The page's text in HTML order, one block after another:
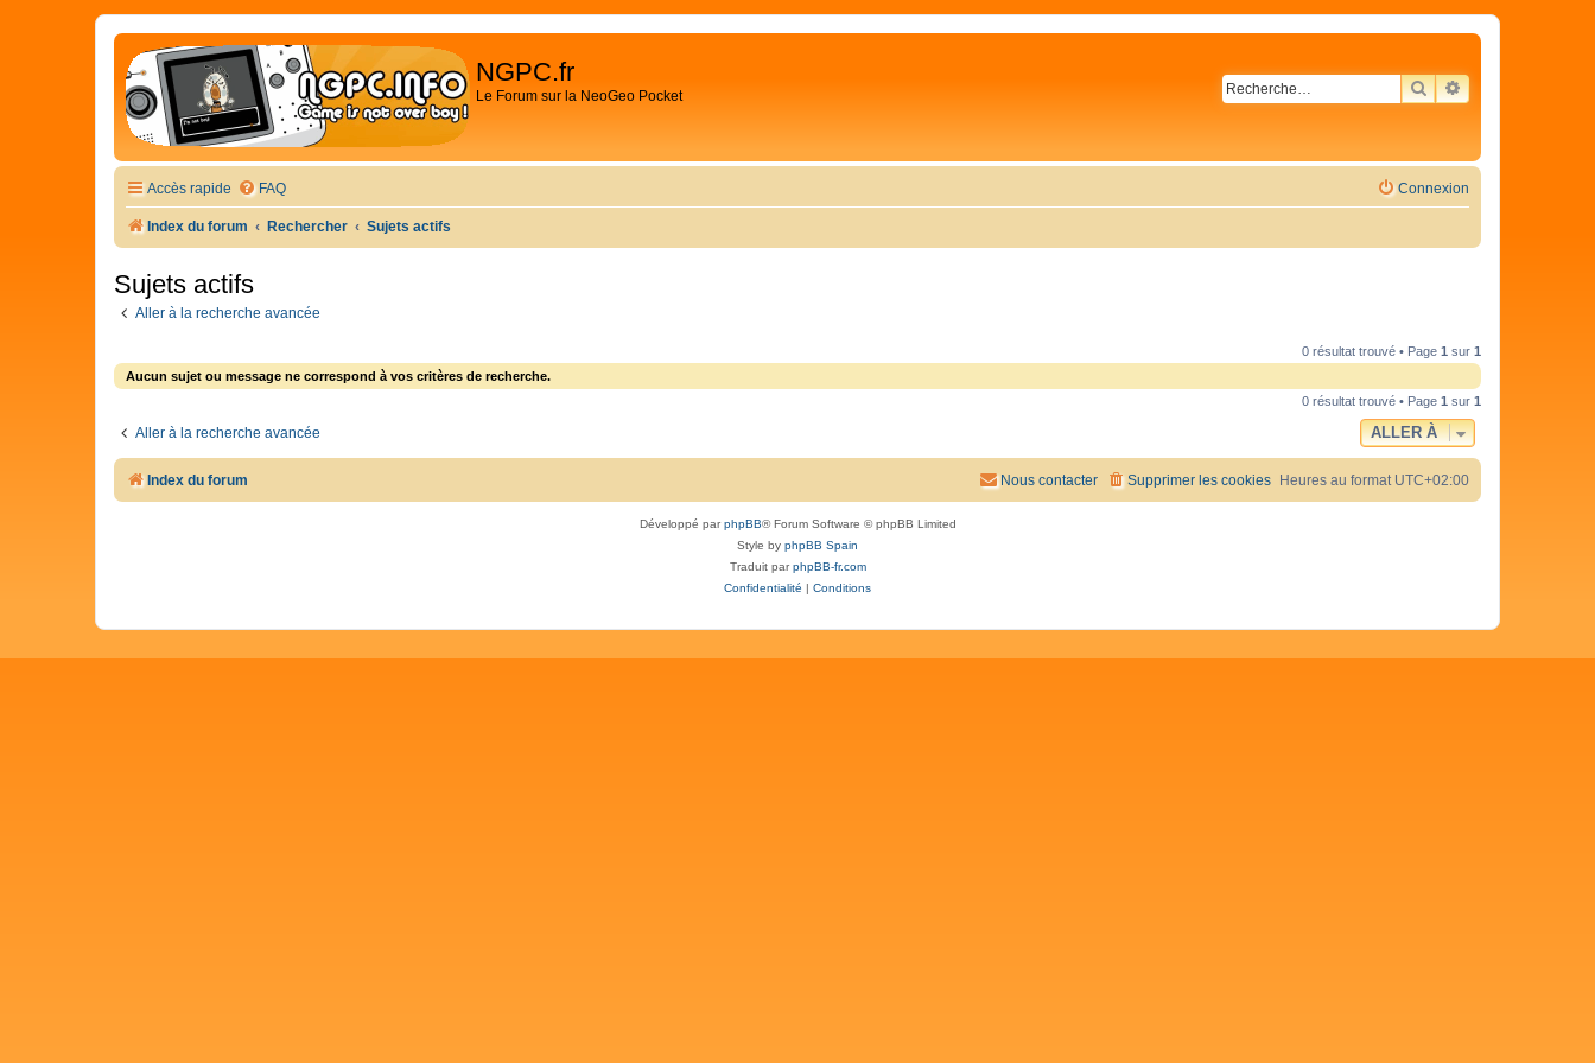
NGPC.fr
Le Forum sur la NeoGeo Pocket RECHERCHER
RECHERCHE
Accès rapide FAQ Connexion
Index du forum Rechercher Sujets actifs
Sujets actifs
Aller à la recherche avancée
0 résultat trouvé • Page 1 sur 1
Aucun sujet ou message ne correspond à vos critères de recherche.
0 résultat trouvé • Page 1 sur 1
Aller à la recherche avancée ALLER À
Index du forum Heures au format UTC+02:00
Supprimer les cookies
Nous contacter
Développé parphpBB® Forum Software © phpBB Limited
Style by phpBB Spain
Traduit parphpBB-fr.com
Confidentialité | Conditions